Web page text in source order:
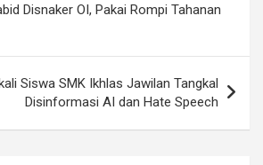
Disnaker OI, Pakai Rompi Tahanan
Siswa SMK Ikhlas Jawilan Tangkal
Disinformasi AI dan Hate Speech